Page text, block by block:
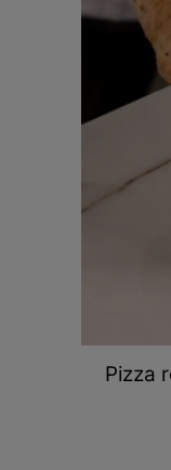
Pizza